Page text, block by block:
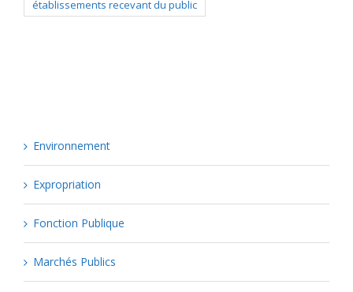
établissements recevant du public
Environnement
Expropriation
Fonction Publique
Marchés Publics